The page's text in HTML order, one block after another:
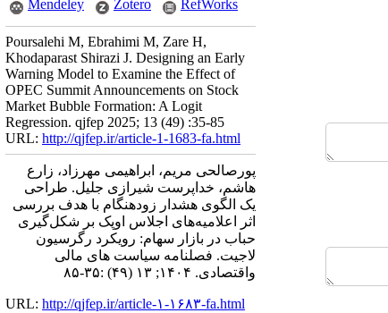
Mendeley
Zotero RefWorks
Poursalehi M, Ebrahimi M, Zare H,
Khodaparast Shirazi J. Designing an Early
Warning Model to Examine the Effect of
OPEC Summit Announcements on Stock
Market Bubble Formation: A Logit
Regression. qjfep 2025; 13 (49) :35-85
URL: http://qjfep.ir/article-1-1683-fa.html
پورصالحی مریم، ابراهیمی مهرزاد، زارع
هاشم، خداپرست شیرازی جلیل. طراحی
یک الگوی هشدار زودهنگام با هدف بررسی
اثر اعلامیه‌های اجلاس اوپک بر شکل‌گیری
حباب در بازار سهام: رویکرد رگرسیون
لاجیت. فصلنامه سیاست های مالی
واقتصادی. ۱۴۰۴; ۱۳ (۴۹) :۳۵-۸۵
URL: http://qjfep.ir/article-۱-۱۶۸۳-fa.html